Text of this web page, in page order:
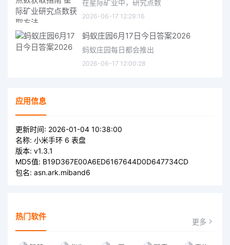
在星际矿业中，研究点数
2026-06-17 12:29:16
蚂蚁庄园6月17日今日答案2026
蚂蚁庄园每日都会推出
2026-06-17 12:00:28
应用信息
更新时间: 2026-01-04 10:38:00
名称: 小米手环 6 表盘
版本: v1.3.1
MD5值: B19D367E00A6ED6167644D0D647734CD
包名: asn.ark.miband6
热门软件 更多